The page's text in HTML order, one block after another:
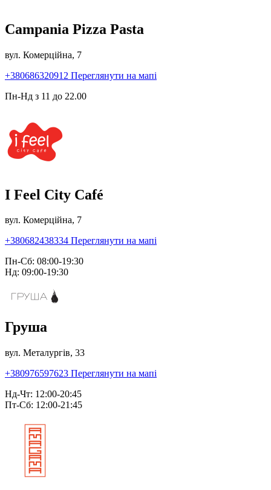
Campania Pizza Pasta
вул. Комерційна, 7
+380686320912 Переглянути на мапі
Пн-Нд з 11 до 22.00
I Feel City Café
вул. Комерційна, 7
+380682438334 Переглянути на мапі
Пн-Сб: 08:00-19:30
Нд: 09:00-19:30
Груша
вул. Металургів, 33
+380976597623 Переглянути на мапі
Нд-Чт: 12:00-20:45
Пт-Сб: 12:00-21:45